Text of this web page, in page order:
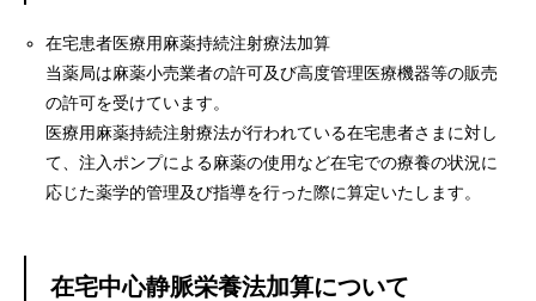
在宅患者医療用麻薬持続注射療法加算
当薬局は麻薬小売業者の許可及び高度管理医療機器等の販売
の許可を受けています。
医療用麻薬持続注射療法が行われている在宅患者さまに対し
て、注入ポンプによる麻薬の使用など在宅での療養の状況に
応じた薬学的管理及び指導を行った際に算定いたします。
在宅中心静脈栄養法加算について